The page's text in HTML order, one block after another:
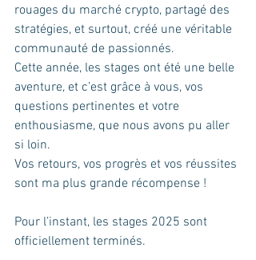
rouages du marché crypto, partagé des
stratégies, et surtout, créé une véritable
communauté de passionnés.
Cette année, les stages ont été une belle
aventure, et c’est grâce à vous, vos
questions pertinentes et votre
enthousiasme, que nous avons pu aller
si loin.
Vos retours, vos progrès et vos réussites
sont ma plus grande récompense !
Pour l’instant, les stages 2025 sont
officiellement terminés.